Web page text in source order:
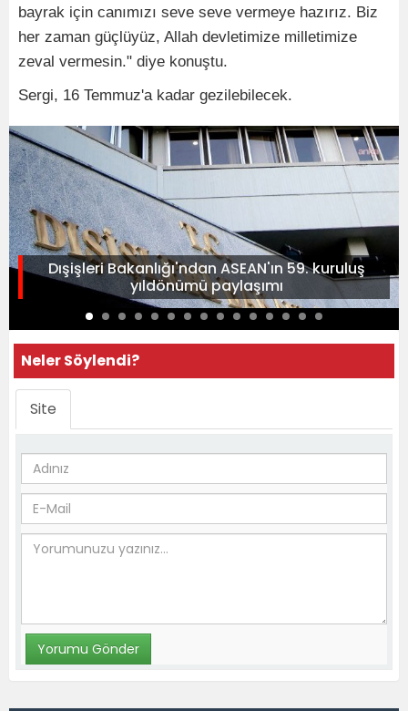
bayrak için canımızı seve seve vermeye hazırız. Biz
her zaman güçlüyüz, Allah devletimize milletimize
zeval vermesin." diye konuştu.
Sergi, 16 Temmuz'a kadar gezilebilecek.
Dışişleri Bakanlığı'ndan ASEAN'ın 59. kuruluş
yıldönümü paylaşımı
Neler Söylendi?
Site